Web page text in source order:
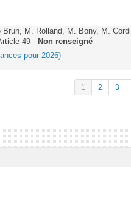
M. Rolland, M. Bony, M.
49 - Non renseigné
pour 2026)
1 2 3